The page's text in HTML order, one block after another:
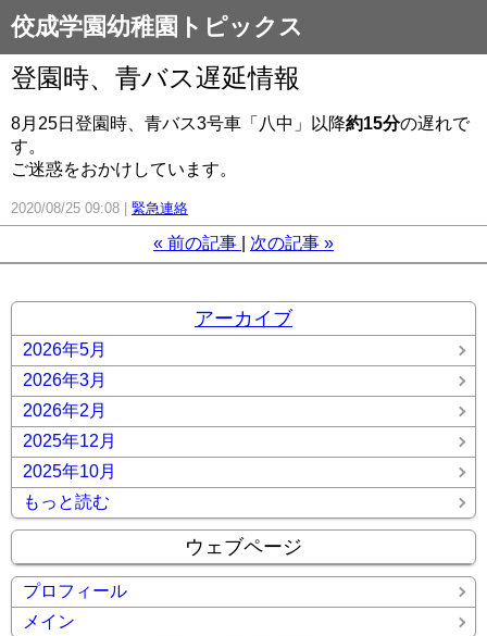
佼成学園幼稚園トピックス
登園時、青バス遅延情報
8月25日登園時、青バス3号車「八中」以降約15分の遅れで
す。
ご迷惑をおかけしています。
2020/08/25 09:08 緊急連絡
« 前の記事 次の記事 »
アーカイブ
2026年5月
2026年3月
2026年2月
2025年12月
2025年10月
もっと読む
ウェブページ
プロフィール
メイン